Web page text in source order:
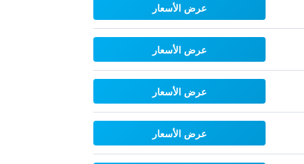
عرض الأسعار
عرض الأسعار
عرض الأسعار
عرض الأسعار